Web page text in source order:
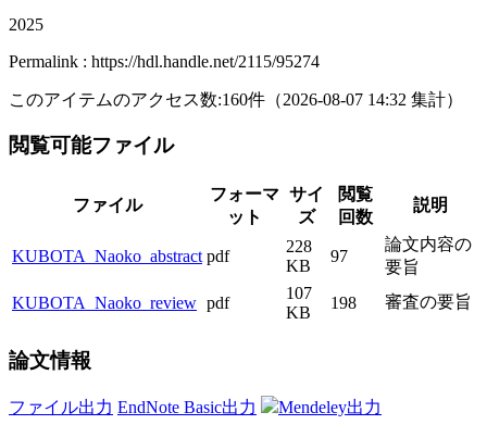
2025
Permalink : https://hdl.handle.net/2115/95274
このアイテムのアクセス数:160件 （2026-08-07 14:32 集計）
閲覧可能ファイル
ファイル
フォーマ
ット
サイ
ズ
閲覧
回数
説明
KUBOTA_Naoko_abstract pdf
228
KB
97
論文内容の
要旨
KUBOTA_Naoko_review pdf
107
KB
198 審査の要旨
論文情報
ファイル出力 EndNote Basic出力 Mendeley出力